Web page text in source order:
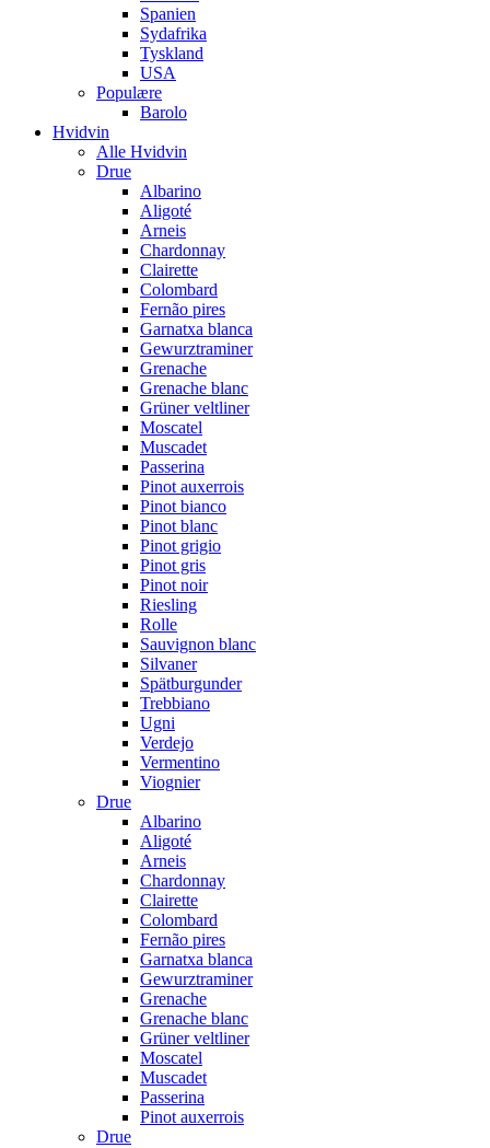
Spanien
Sydafrika
Tyskland
USA
Populære
Barolo
Hvidvin
Alle Hvidvin
Drue
Albarino
Aligoté
Arneis
Chardonnay
Clairette
Colombard
Fernão pires
Garnatxa blanca
Gewurztraminer
Grenache
Grenache blanc
Grüner veltliner
Moscatel
Muscadet
Passerina
Pinot auxerrois
Pinot bianco
Pinot blanc
Pinot grigio
Pinot gris
Pinot noir
Riesling
Rolle
Sauvignon blanc
Silvaner
Spätburgunder
Trebbiano
Ugni
Verdejo
Vermentino
Viognier
Drue
Albarino
Aligoté
Arneis
Chardonnay
Clairette
Colombard
Fernão pires
Garnatxa blanca
Gewurztraminer
Grenache
Grenache blanc
Grüner veltliner
Moscatel
Muscadet
Passerina
Pinot auxerrois
Drue